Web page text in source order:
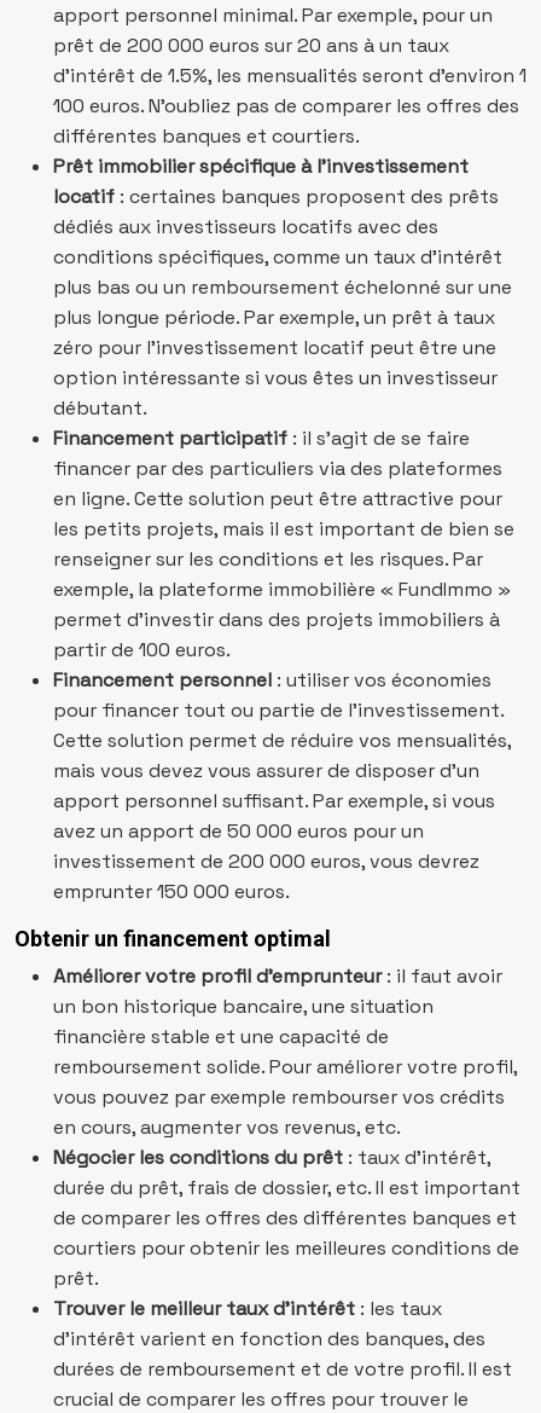
apport personnel minimal. Par exemple, pour un
prêt de 200 000 euros sur 20 ans à un taux
d’intérêt de 1.5%, les mensualités seront d’environ 1
100 euros. N’oubliez pas de comparer les offres des
différentes banques et courtiers.
Prêt immobilier spécifique à l’investissement
locatif : certaines banques proposent des prêts
dédiés aux investisseurs locatifs avec des
conditions spécifiques, comme un taux d’intérêt
plus bas ou un remboursement échelonné sur une
plus longue période. Par exemple, un prêt à taux
zéro pour l’investissement locatif peut être une
option intéressante si vous êtes un investisseur
débutant.
Financement participatif : il s’agit de se faire
financer par des particuliers via des plateformes
en ligne. Cette solution peut être attractive pour
les petits projets, mais il est important de bien se
renseigner sur les conditions et les risques. Par
exemple, la plateforme immobilière « FundImmo »
permet d’investir dans des projets immobiliers à
partir de 100 euros.
Financement personnel : utiliser vos économies
pour financer tout ou partie de l’investissement.
Cette solution permet de réduire vos mensualités,
mais vous devez vous assurer de disposer d’un
apport personnel suffisant. Par exemple, si vous
avez un apport de 50 000 euros pour un
investissement de 200 000 euros, vous devrez
emprunter 150 000 euros.
Obtenir un financement optimal
Améliorer votre profil d’emprunteur: il faut avoir
un bon historique bancaire, une situation
financière stable et une capacité de
remboursement solide. Pour améliorer votre profil,
vous pouvez par exemple rembourser vos crédits
en cours, augmenter vos revenus, etc.
Négocier les conditions du prêt : taux d’intérêt,
durée du prêt, frais de dossier, etc. Il est important
de comparer les offres des différentes banques et
courtiers pour obtenir les meilleures conditions de
prêt.
Trouver le meilleur taux d’intérêt : les taux
d’intérêt varient en fonction des banques, des
durées de remboursement et de votre profil. Il est
crucial de comparer les offres pour trouver le